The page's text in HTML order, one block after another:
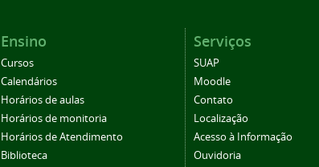
Ensino
Cursos
Calendários
Horários de aulas
Horários de monitoria
Horários de Atendimento
Biblioteca
Serviços
SUAP
Moodle
Contato
Localização
Acesso à Informação
Ouvidoria